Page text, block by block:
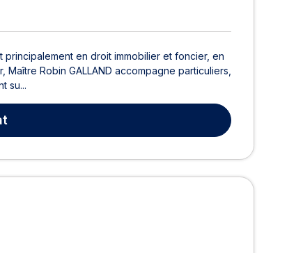
principalement en droit immobilier et foncier, en
Robin GALLAND accompagne particuliers,
su...